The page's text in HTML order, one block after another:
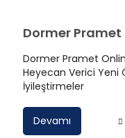
Dormer Pramet
Heyecan Verici Yeni
İyileştirmeler
Devamı